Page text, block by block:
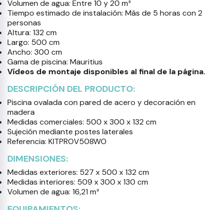
Volumen de agua: Entre 10 y 20 m³
Tiempo estimado de instalación: Más de 5 horas con 2
personas
Altura: 132 cm
Largo: 500 cm
Ancho: 300 cm
Gama de piscina: Mauritius
Vídeos de montaje disponibles al final de la página.
DESCRIPCIÓN DEL PRODUCTO:
Piscina ovalada con pared de acero y decoración en
madera
Medidas comerciales: 500 x 300 x 132 cm
Sujeción mediante postes laterales
Referencia: KITPROV508WO
DIMENSIONES:
Medidas exteriores: 527 x 500 x 132 cm
Medidas interiores: 509 x 300 x 130 cm
Volumen de agua: 16,21 m³